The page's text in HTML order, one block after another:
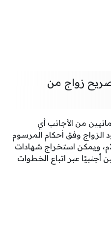
زواج من
من الأجانب أي
وفق أحكام المرسوم
السلطاني رقم 23 للعام 2023م، ويمكن استخراج شهادات
عبر اتباع الخطوات